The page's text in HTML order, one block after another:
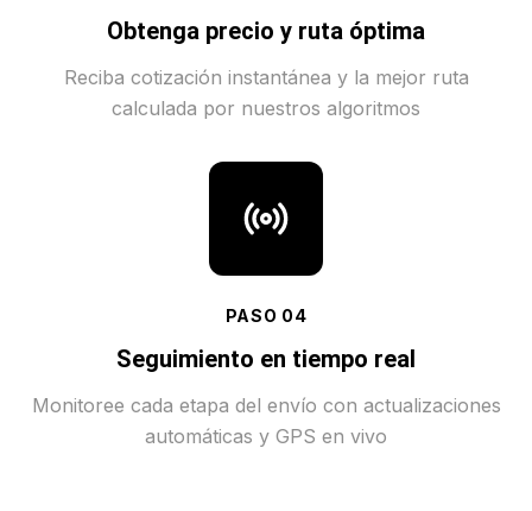
Obtenga precio y ruta óptima
Reciba cotización instantánea y la mejor ruta
calculada por nuestros algoritmos
PASO 04
Seguimiento en tiempo real
Monitoree cada etapa del envío con actualizaciones
automáticas y GPS en vivo